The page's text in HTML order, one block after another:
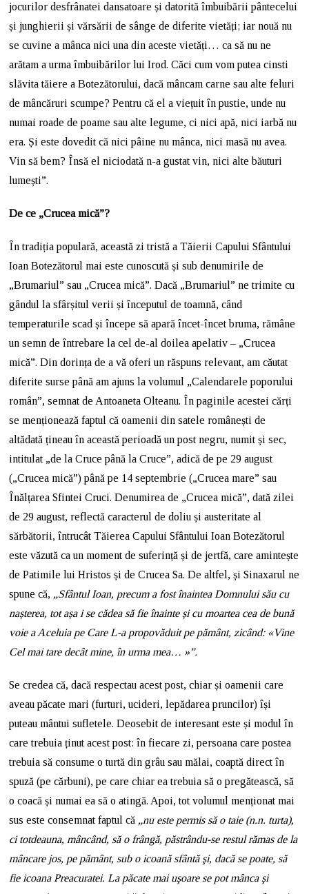
jocurilor desfrânatei dansatoare și datorită îmbuibării pântecelui
și junghierii și vărsării de sânge de diferite vietăți; iar nouă nu
se cuvine a mânca nici una din aceste vietăți… ca să nu ne
arătam a urma îmbuibărilor lui Irod. Căci cum vom putea cinsti
slăvita tăiere a Botezătorului, dacă mâncam carne sau alte feluri
de mâncăruri scumpe? Pentru că el a viețuit în pustie, unde nu
numai roade de poame sau alte legume, ci nici apă, nici iarbă nu
era. Și este dovedit că nici pâine nu mânca, nici masă nu avea.
Vin să bem? Însă el niciodată n-a gustat vin, nici alte băuturi
lumești”.
De ce „Crucea mică”?
În tradiția populară, această zi tristă a Tăierii Capului Sfântului
Ioan Botezătorul mai este cunoscută și sub denumirile de
„Brumariul” sau „Crucea mică”. Dacă „Brumariul” ne trimite cu
gândul la sfârșitul verii și începutul de toamnă, când
temperaturile scad și începe să apară încet-încet bruma, rămâne
un semn de întrebare la cel de-al doilea apelativ – „Crucea
mică”. Din dorința de a vă oferi un răspuns relevant, am căutat
diferite surse până am ajuns la volumul „Calendarele poporului
român”, semnat de Antoaneta Olteanu. În paginile acestei cărți
se menționează faptul că oamenii din satele românești de
altădată țineau în această perioadă un post negru, numit și sec,
intitulat „de la Cruce până la Cruce”, adică de pe 29 august
(„Crucea mică”) până pe 14 septembrie („Crucea mare” sau
Înălțarea Sfintei Cruci. Denumirea de „Crucea mică”, dată zilei
de 29 august, reflectă caracterul de doliu și austeritate al
sărbătorii, întrucât Tăierea Capului Sfântului Ioan Botezătorul
este văzută ca un moment de suferință și de jertfă, care amintește
de Patimile lui Hristos și de Crucea Sa. De altfel, și Sinaxarul ne
spune că, „Sfântul Ioan, precum a fost înaintea Domnului său cu
nașterea, tot așa i se cădea să fie înainte și cu moartea cea de bună
voie a Aceluia pe Care L-a propovăduit pe pământ, zicând: «Vine
Cel mai tare decât mine, în urma mea… »”.
Se credea că, dacă respectau acest post, chiar și oamenii care
aveau păcate mari (furturi, ucideri, lepădarea pruncilor) își
puteau mântui sufletele. Deosebit de interesant este și modul în
care trebuia ținut acest post: în fiecare zi, persoana care postea
trebuia să consume o turtă din grâu sau mălai, coaptă direct în
spuză (pe cărbuni), pe care chiar ea trebuia să o pregătească, să
o coacă și numai ea să o atingă. Apoi, tot volumul menționat mai
sus este consemnat faptul că „nu este permis să o taie (n.n. turta),
ci totdeauna, mâncând, să o frângă, păstrându-se restul rămas de la
mâncare jos, pe pământ, sub o icoană sfântă şi, dacă se poate, să
fie icoana Preacuratei. La păcate mai uşoare se pot mânca şi